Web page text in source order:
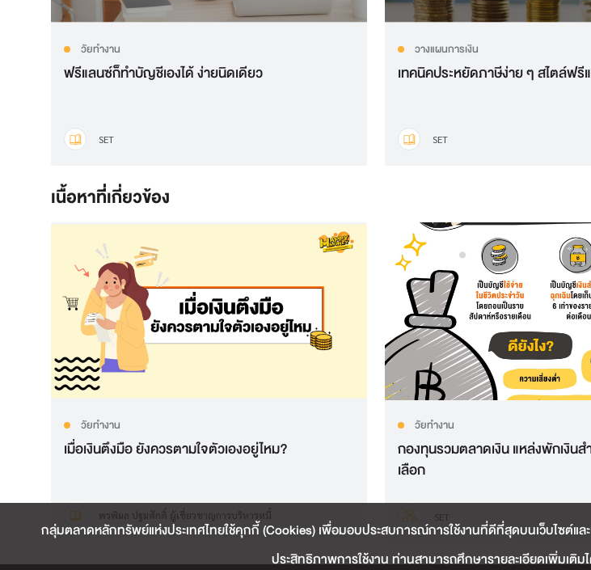
วัยทำงาน
ฟรีแลนซ์ก็ทำบัญชีเองได้ ง่ายนิดเดียว
SET
วางแผนการเงิน
เทคนิคประหยัดภาษีง่าย ๆ สไตล์ฟรี
SET
เนื้อหาที่ี่เกี่ยวข้อง
วัยทำงาน
เมื่อเงินตึงมือ ยังควรตามใจตัวเองอยู่ไหม?
พรพิมล ปฐมศักดิ์ ผู้เชี่ยวชาญการบริหารหนี้
วัยทำงาน
กองทุนรวมตลาดเงิน แหล่งพักเงิน
เลือก
SET
กลุ่มตลาดหลักทรัพย์แห่งประเทศไทยใช้คุกกี้ (Cookies) เพื่อมอบประสบการณ์การใช้งานที่ดีที่สุดบนเว็บไซต์
ประสิทธิภาพการใช้งาน ท่านสามารถศึกษารายละเอียดเพิ่มเติ